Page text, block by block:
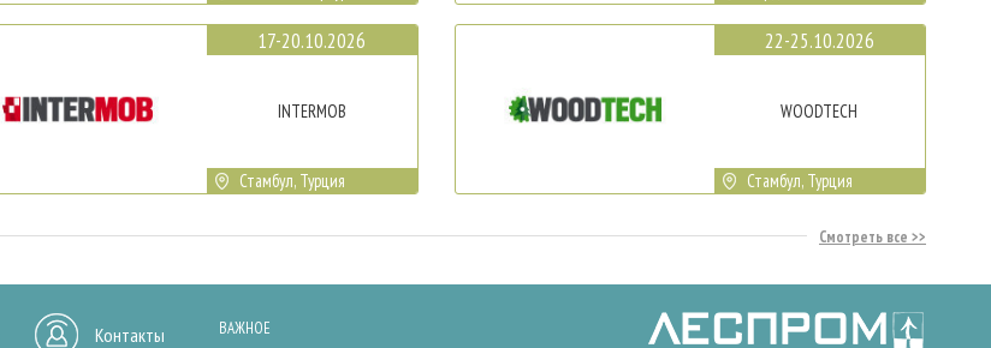
17-20.10.2026
INTERMOB
Стамбул, Турция
22-25.10.2026
WOODTECH
Стамбул, Турция
Смотреть все
Контакты
ВАЖНОЕ